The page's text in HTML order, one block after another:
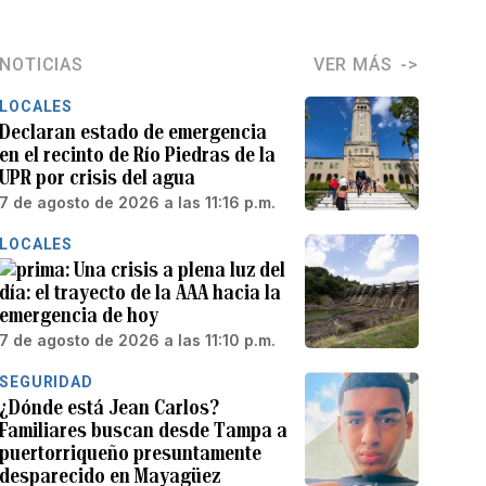
NOTICIAS VER MÁS
LOCALES
Declaran estado de emergencia
en el recinto de Río Piedras de la
UPR por crisis del agua
7 de agosto de 2026 a las 11:16 p.m.
LOCALES
Una crisis a plena luz del
día: el trayecto de la AAA hacia la
emergencia de hoy
7 de agosto de 2026 a las 11:10 p.m.
SEGURIDAD
¿Dónde está Jean Carlos?
Familiares buscan desde Tampa a
puertorriqueño presuntamente
desparecido en Mayagüez